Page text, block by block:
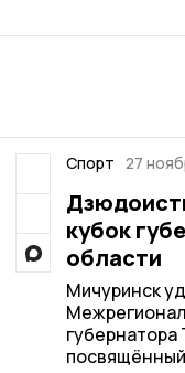
Спорт 27
кубок
области
Мичуринск
губернатора